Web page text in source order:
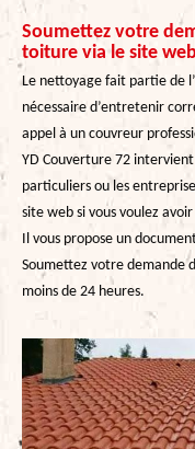
Soumettez votre
toiture via le site
Le nettoyage fait partie de
nécessaire d’entretenir
appel à un couvreur
YD Couverture 72
particuliers ou les
site web si vous voulez
Il vous propose un
Soumettez votre demande
moins de 24 heures.